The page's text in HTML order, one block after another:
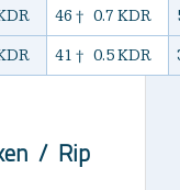
46 † 0.7 KDR
41 † 0.5 KDR
/ Rip